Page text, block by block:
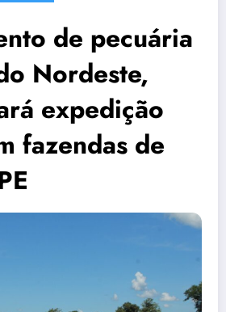
de pecuária
Nordeste,
expedição
fazendas de